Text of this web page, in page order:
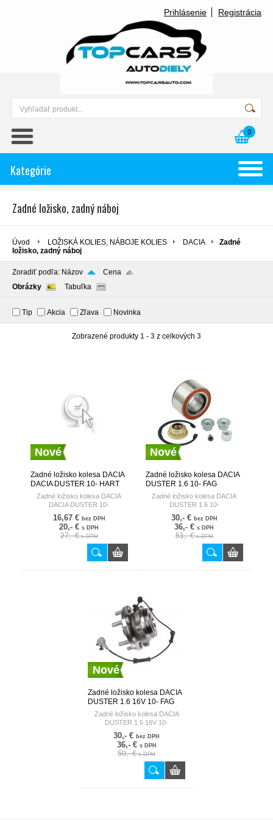
Prihlásenie Registrácia
0
Kategórie
Zadné ložisko, zadný náboj
Úvod LOŽISKÁ KOLIES, NÁBOJE KOLIES DACIA
Zadné
ložisko, zadný náboj
Zoradiť podľa: Názov
Cena
Obrázky
Tabuľka
Tip Akcia Zľava Novinka
Zobrazené produkty 1 - 3 z celkových 3
Nové
Zadné ložisko kolesa DACIA
DACIA DUSTER 10- HART
Zadné ložisko kolesa DACIA
DACIA DUSTER 10-
16,67 € bez DPH
20,- € s DPH
27,- €s DPH
Nové
Zadné ložisko kolesa DACIA
DUSTER 1.6 10- FAG
GERMANY
Zadné ložisko kolesa DACIA
DUSTER 1.6 10-
30,- € bez DPH
36,- € s DPH
51,- €s DPH
Nové
Zadné ložisko kolesa DACIA
DUSTER 1.6 16V 10- FAG
GERMANY
Zadné ložisko kolesa DACIA
DUSTER 1.6 16V 10-
30,- € bez DPH
36,- € s DPH
50,- €s DPH